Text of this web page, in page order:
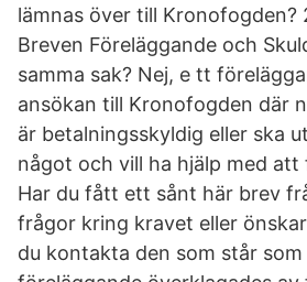
lämnas över till Kronofogden?
Breven Föreläggande och
samma sak? Nej, e tt
ansökan till Kronofogden där
är betalningsskyldig eller ska
något och vill ha hjälp med att
Har du fått ett sånt här brev
frågor kring kravet eller
du kontakta den som står